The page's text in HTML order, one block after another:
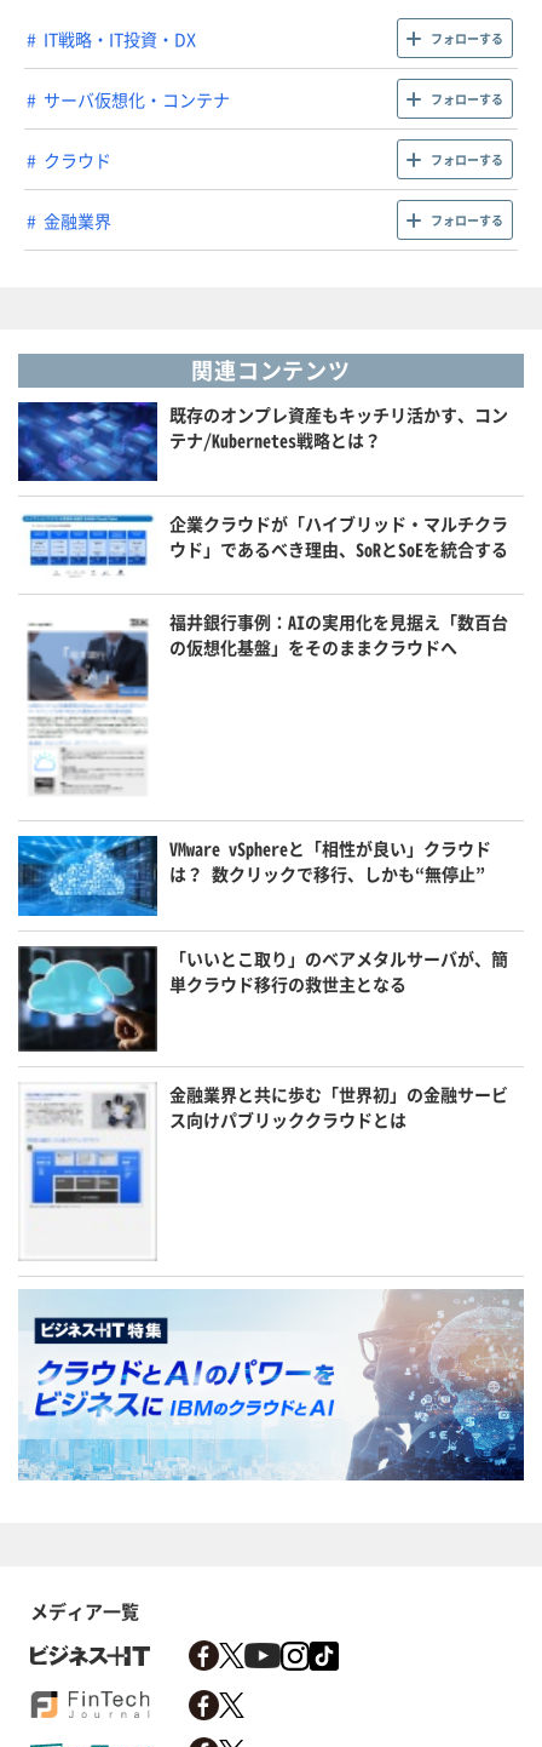
IT戦略・IT投資・DX フォローする
サーバ仮想化・コンテナ フォローする
クラウド フォローする
金融業界 フォローする
関連コンテンツ
既存のオンプレ資産もキッチリ活かす、コン
テナ/Kubernetes戦略とは？
企業クラウドが「ハイブリッド・マルチクラ
ウド」であるべき理由、SoRとSoEを統合する
福井銀行事例：AIの実用化を見据え「数百台
の仮想化基盤」をそのままクラウドへ
VMware vSphereと「相性が良い」クラウド
は？ 数クリックで移行、しかも“無停止”
「いいとこ取り」のベアメタルサーバが、簡
単クラウド移行の救世主となる
金融業界と共に歩む「世界初」の金融サービ
ス向けパブリッククラウドとは
メディア一覧